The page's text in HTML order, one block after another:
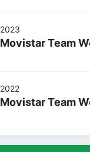
2023
Movistar Team
2022
Movistar Team